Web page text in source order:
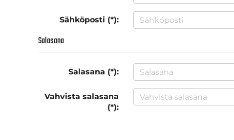
Sähköposti (*):
Salasana
Salasana (*):
Vahvista salasana
(*):